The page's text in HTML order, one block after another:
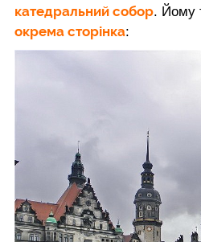
катедральний собор. Йому
окрема сторінка: